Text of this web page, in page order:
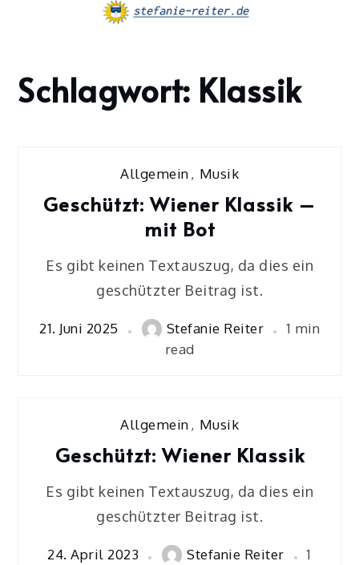
Home
Klassik
Schlagwort: Klassik
Allgemein, Musik
Geschützt: Wiener Klassik –
mit Bot
Es gibt keinen Textauszug, da dies ein
geschützter Beitrag ist.
21. Juni 2025 Stefanie Reiter
1 min
read
Allgemein, Musik
Geschützt: Wiener Klassik
Es gibt keinen Textauszug, da dies ein
geschützter Beitrag ist.
24. April 2023 Stefanie Reiter
1